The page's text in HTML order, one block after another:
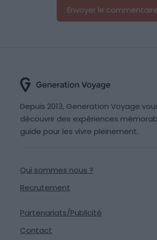
Depuis 2013, Generation Voyage
découvrir des expériences
guide pour les vivre pleinement.
Qui sommes nous ?
Recrutement
Partenariats/Publicité
Contact